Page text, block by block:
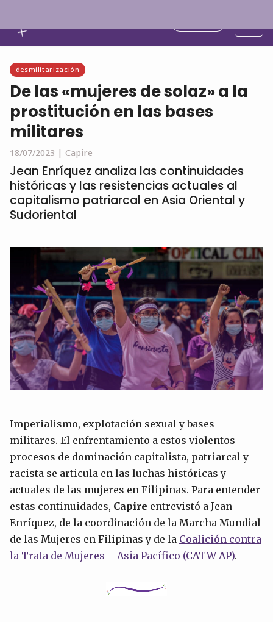
desmilitarización
De las «mujeres de solaz» a la
prostitución en las bases
militares
18/07/2023 | Capire
Jean Enríquez analiza las continuidades
históricas y las resistencias actuales al
capitalismo patriarcal en Asia Oriental y
Sudoriental
Imperialismo, explotación sexual y bases
militares. El enfrentamiento a estos violentos
procesos de dominación capitalista, patriarcal y
racista se articula en las luchas históricas y
actuales de las mujeres en Filipinas. Para entender
estas continuidades, Capire entrevistó a Jean
Enríquez, de la coordinación de la Marcha Mundial
de las Mujeres en Filipinas y de la Coalición contra
la Trata de Mujeres – Asia Pacífico (CATW-AP).